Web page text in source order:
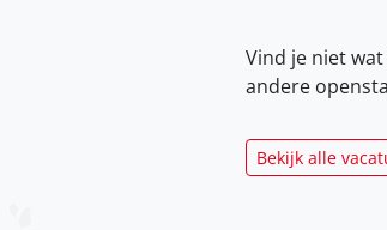
Vind je niet
andere
Bekijk alle